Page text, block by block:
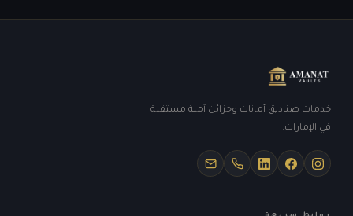
خدمات صناديق أمانات وخزائن آمنة مستقلة
في الإمارات.